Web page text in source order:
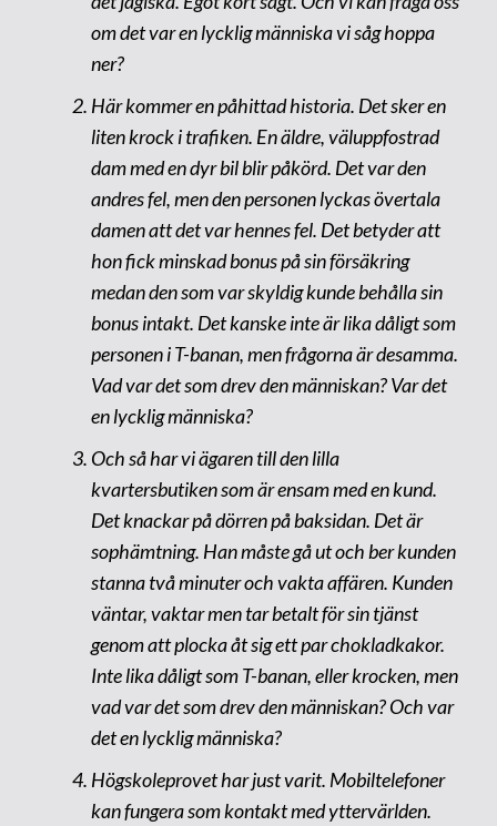
om det var en lycklig människa vi såg hoppa
ner?
Här kommer en påhittad historia. Det sker en
liten krock i trafiken. En äldre, väluppfostrad
dam med en dyr bil blir påkörd. Det var den
andres fel, men den personen lyckas övertala
damen att det var hennes fel. Det betyder att
hon fick minskad bonus på sin försäkring
medan den som var skyldig kunde behålla sin
bonus intakt. Det kanske inte är lika dåligt som
personen i T-banan, men frågorna är desamma.
Vad var det som drev den människan? Var det
en lycklig människa?
Och så har vi ägaren till den lilla
kvartersbutiken som är ensam med en kund.
Det knackar på dörren på baksidan. Det är
sophämtning. Han måste gå ut och ber kunden
stanna två minuter och vakta affären. Kunden
väntar, vaktar men tar betalt för sin tjänst
genom att plocka åt sig ett par chokladkakor.
Inte lika dåligt som T-banan, eller krocken, men
vad var det som drev den människan? Och var
det en lycklig människa?
Högskoleprovet har just varit. Mobiltelefoner
kan fungera som kontakt med yttervärlden.